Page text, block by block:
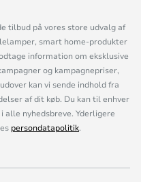
tilbud på vores store udvalg af
smart home-produkter
information om eksklusive
og kampagnepriser,
kan vi sende indhold fra
af dit køb. Du kan til enhver
alle nyhedsbreve. Yderligere
persondatapolitik.